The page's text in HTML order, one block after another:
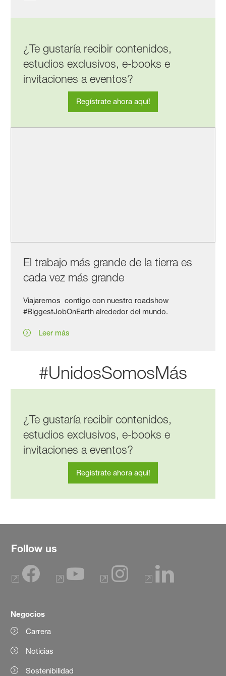
¿Te gustaría recibir contenidos,
estudios exclusivos, e-books e
invitaciones a eventos?
Regístrate ahora aquí!
El trabajo más grande de la tierra es
cada vez más grande
Viajaremos contigo con nuestro roadshow
#BiggestJobOnEarth alrededor del mundo.
Leer más
#UnidosSomosMás
¿Te gustaría recibir contenidos,
estudios exclusivos, e-books e
invitaciones a eventos?
Registrate ahora aquí!
Follow us
Negocios
Carrera
Noticias
Sostenibilidad